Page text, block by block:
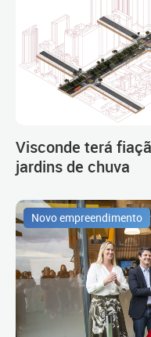
Visconde terá
jardins de chuva
Novo empreendimento